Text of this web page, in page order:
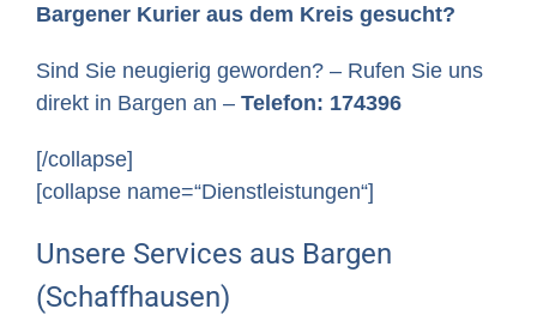
Bargener Kurier aus dem Kreis gesucht?
Sind Sie neugierig geworden? – Rufen Sie uns
direkt in Bargen an – Telefon: 174396
[/collapse]
[collapse name=“Dienstleistungen“]
Unsere Services aus Bargen
(Schaffhausen)